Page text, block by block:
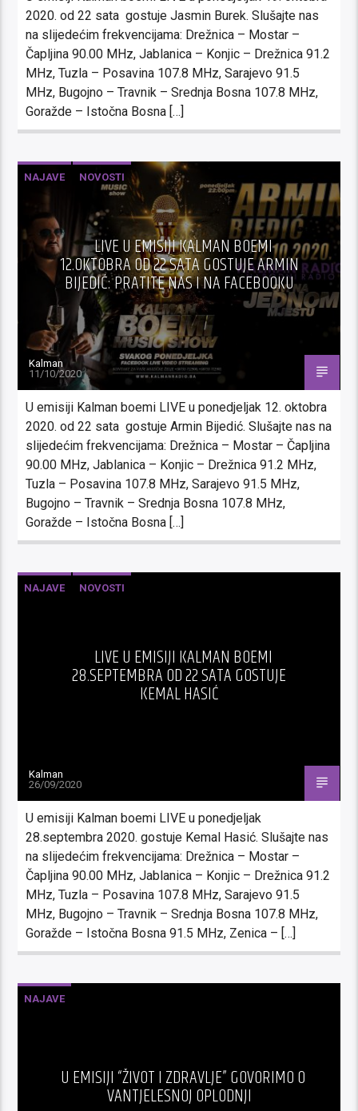
2020. od 22 sata gostuje Jasmin Burek. Slušajte nas
na slijedećim frekvencijama: Drežnica – Mostar –
Čapljina 90.00 MHz, Jablanica – Konjic – Drežnica 91.2
MHz, Tuzla – Posavina 107.8 MHz, Sarajevo 91.5
MHz, Bugojno – Travnik – Srednja Bosna 107.8 MHz,
Goražde – Istočna Bosna […]
NAJAVE NOVOSTI
LIVE U EMISIJI KALMAN BOEMI
12.OKTOBRA OD 22 SATA GOSTUJE ARMIN
BIJEDIĆ: PRATITE NAS I NA FACEBOOKU
Kalman
11/10/2020
U emisiji Kalman boemi LIVE u ponedjeljak 12. oktobra
2020. od 22 sata gostuje Armin Bijedić. Slušajte nas na
slijedećim frekvencijama: Drežnica – Mostar – Čapljina
90.00 MHz, Jablanica – Konjic – Drežnica 91.2 MHz,
Tuzla – Posavina 107.8 MHz, Sarajevo 91.5 MHz,
Bugojno – Travnik – Srednja Bosna 107.8 MHz,
Goražde – Istočna Bosna […]
NAJAVE NOVOSTI
LIVE U EMISIJI KALMAN BOEMI
28.SEPTEMBRA OD 22 SATA GOSTUJE
KEMAL HASIĆ
Kalman
26/09/2020
U emisiji Kalman boemi LIVE u ponedjeljak
28.septembra 2020. gostuje Kemal Hasić. Slušajte nas
na slijedećim frekvencijama: Drežnica – Mostar –
Čapljina 90.00 MHz, Jablanica – Konjic – Drežnica 91.2
MHz, Tuzla – Posavina 107.8 MHz, Sarajevo 91.5
MHz, Bugojno – Travnik – Srednja Bosna 107.8 MHz,
Goražde – Istočna Bosna 91.5 MHz, Zenica – […]
NAJAVE
U EMISIJI “ŽIVOT I ZDRAVLJE” GOVORIMO O
VANTJELESNOJ OPLODNJI